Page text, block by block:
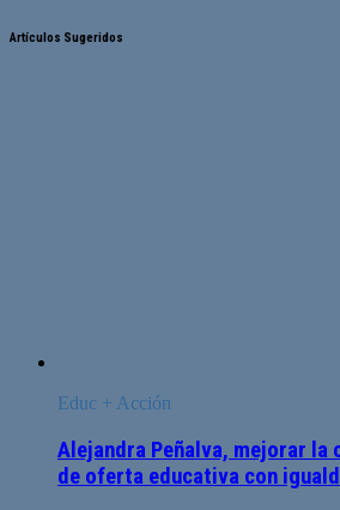
Artículos Sugeridos
Educ + Acción
Alejandra Peñalva, mejorar la
de oferta educativa con